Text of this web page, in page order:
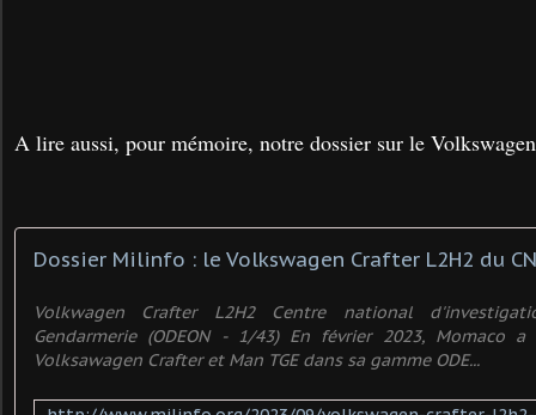
A lire aussi, pour mémoire, notre dossier sur le
Volkwagen Crafter L2H2 Centre national
Gendarmerie (ODEON - 1/43) En février 2023, Momaco
Volksawagen Crafter et Man TGE dans sa gamme ODE...